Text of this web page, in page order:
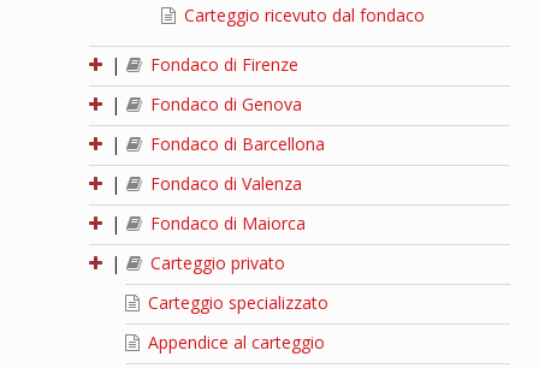
Carteggio ricevuto dal fondaco
|
Fondaco di Firenze
|
Fondaco di Genova
|
Fondaco di Barcellona
|
Fondaco di Valenza
|
Fondaco di Maiorca
|
Carteggio privato
Carteggio specializzato
Appendice al carteggio